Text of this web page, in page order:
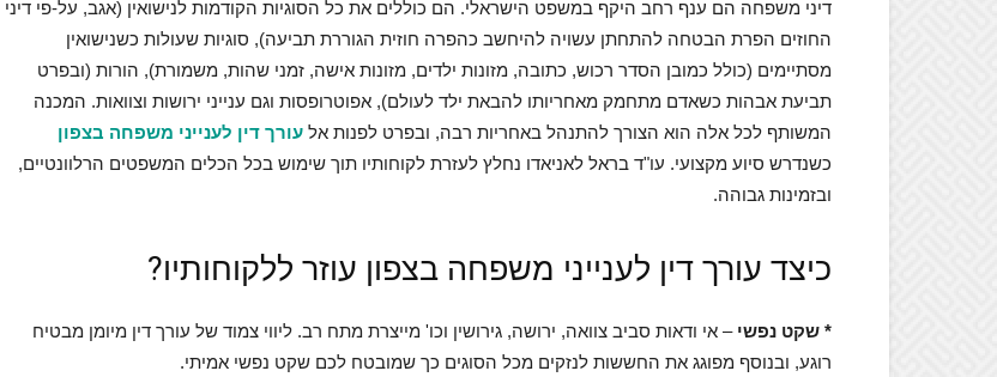
דיני משפחה הם ענף רחב היקף במשפט הישראלי. הם כוללים את כל הסוגיות הקודמות לנישואין (אגב, על-פי דיני
החוזים הפרת הבטחה להתחתן עשויה להיחשב כהפרה חוזית הגוררת תביעה), סוגיות שעולות כשנישואין
מסתיימים (כולל כמובן הסדר רכוש, כתובה, מזונות ילדים, מזונות אישה, זמני שהות, משמורת), הורות (ובפרט
תביעת אבהות כשאדם מתחמק מאחריותו להבאת ילד לעולם), אפוטרופסות וגם ענייני ירושות וצוואות. המכנה
המשותף לכל אלה הוא הצורך להתנהל באחריות רבה, ובפרט לפנות אל עורך דין לענייני משפחה בצפון
כשנדרש סיוע מקצועי. עו"ד בראל לאניאדו נחלץ לעזרת לקוחותיו תוך שימוש בכל הכלים המשפטים הרלוונטיים,
ובזמינות גבוהה.
כיצד עורך דין לענייני משפחה בצפון עוזר ללקוחותיו?
* שקט נפשי – אי ודאות סביב צוואה, ירושה, גירושין וכו' מייצרת מתח רב. ליווי צמוד של עורך דין מיומן מבטיח
רוגע, ובנוסף מפוגג את החששות לנזקים מכל הסוגים כך שמובטח לכם שקט נפשי אמיתי.